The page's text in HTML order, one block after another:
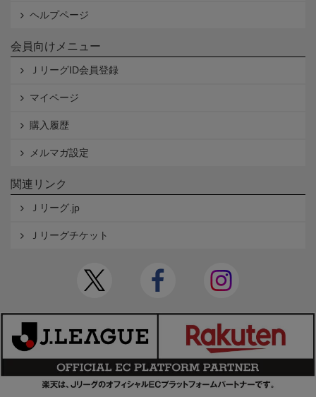
ヘルプページ
会員向けメニュー
ＪリーグID会員登録
マイページ
購入履歴
メルマガ設定
関連リンク
Ｊリーグ.jp
Ｊリーグチケット